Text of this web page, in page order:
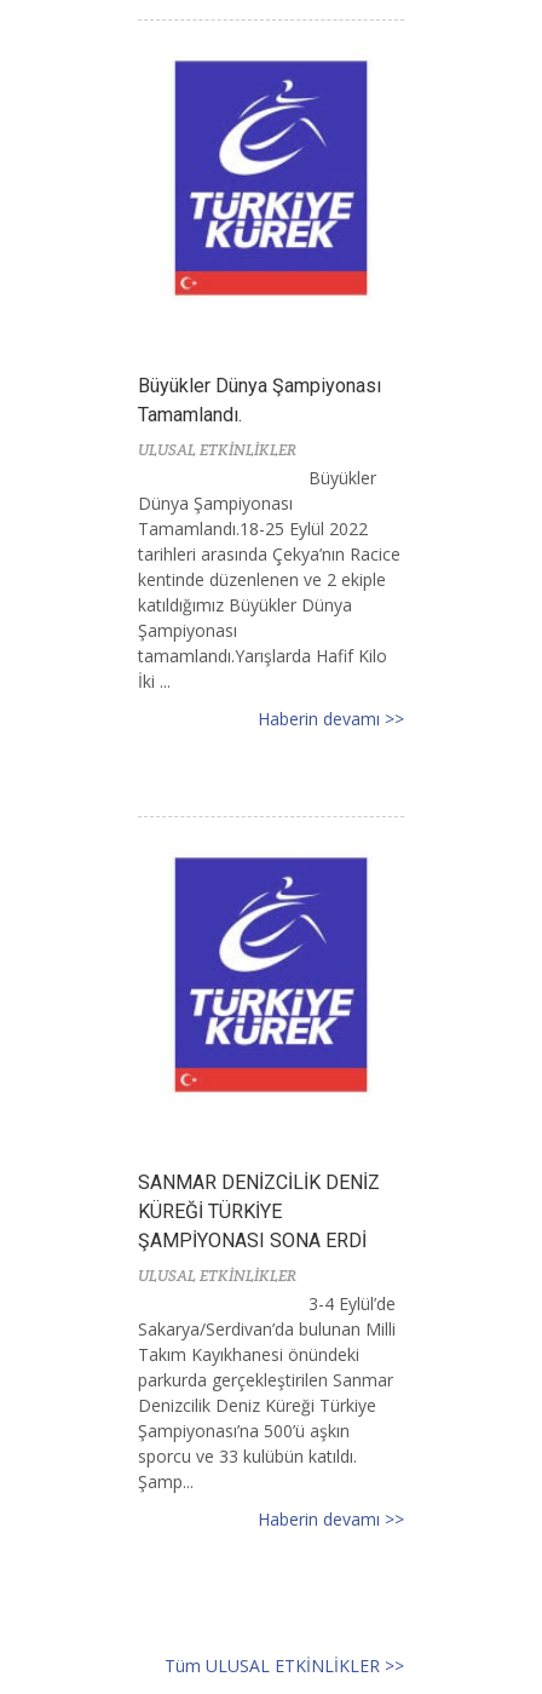
Büyükler Dünya Şampiyonası
Tamamlandı.
ULUSAL ETKİNLİKLER
Büyükler
Dünya Şampiyonası
Tamamlandı.18-25 Eylül 2022
tarihleri arasında Çekya’nın Racice
kentinde düzenlenen ve 2 ekiple
katıldığımız Büyükler Dünya
Şampiyonası
tamamlandı.Yarışlarda Hafif Kilo
İki ...
Haberin devamı >>
SANMAR DENİZCİLİK DENİZ
KÜREĞİ TÜRKİYE
ŞAMPİYONASI SONA ERDİ
ULUSAL ETKİNLİKLER
3-4 Eylül’de
Sakarya/Serdivan’da bulunan Milli
Takım Kayıkhanesi önündeki
parkurda gerçekleştirilen Sanmar
Denizcilik Deniz Küreği Türkiye
Şampiyonası’na 500’ü aşkın
sporcu ve 33 kulübün katıldı.
Şamp...
Haberin devamı >>
Tüm ULUSAL ETKİNLİKLER >>